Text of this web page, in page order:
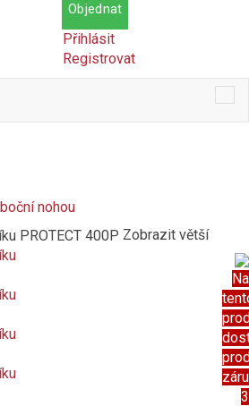
Objednat
Přihlásit
Registrovat
nohou
Na
3
Zobrazit větší